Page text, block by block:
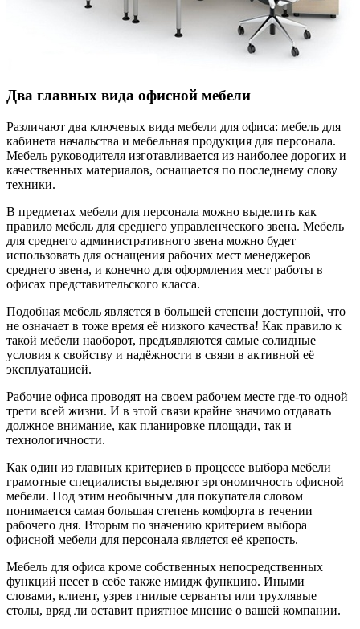
Два главных вида офисной мебели
Различают два ключевых вида мебели для офиса: мебель для
кабинета начальства и мебельная продукция для персонала.
Мебель руководителя изготавливается из наиболее дорогих и
качественных материалов, оснащается по последнему слову
техники.
В предметах мебели для персонала можно выделить как
правило мебель для среднего управленческого звена. Мебель
для среднего административного звена можно будет
использовать для оснащения рабочих мест менеджеров
среднего звена, и конечно для оформления мест работы в
офисах представительского класса.
Подобная мебель является в большей степени доступной, что
не означает в тоже время её низкого качества! Как правило к
такой мебели наоборот, предъявляются самые солидные
условия к свойству и надёжности в связи в активной её
эксплуатацией.
Рабочие офиса проводят на своем рабочем месте где-то одной
трети всей жизни. И в этой связи крайне значимо отдавать
должное внимание, как планировке площади, так и
технологичности.
Как один из главных критериев в процессе выбора мебели
грамотные специалисты выделяют эргономичность офисной
мебели. Под этим необычным для покупателя словом
понимается самая большая степень комфорта в течении
рабочего дня. Вторым по значению критерием выбора
офисной мебели для персонала является её крепость.
Мебель для офиса кроме собственных непосредственных
функций несет в себе также имидж функцию. Иными
словами, клиент, узрев гнилые серванты или трухлявые
столы, вряд ли оставит приятное мнение о вашей компании.